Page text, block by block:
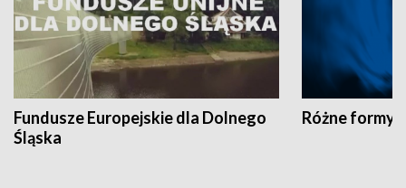
Fundusze Europejskie dla Dolnego
Śląska
Różne formy